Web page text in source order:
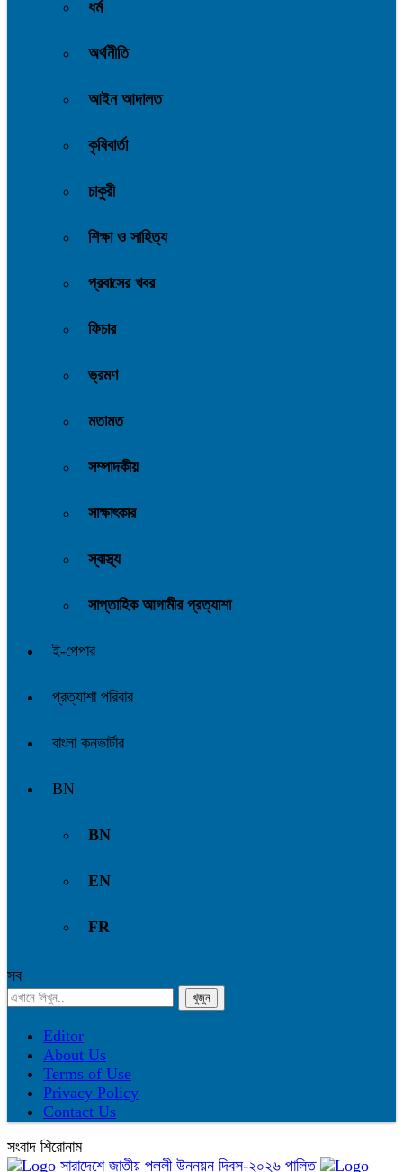
ধর্ম
অর্থনীতি
আইন আদালত
কৃষিবার্তা
চাকুরী
শিক্ষা ও সাহিত্য
প্রবাসের খবর
ফিচার
ভ্রমণ
মতামত
সম্পাদকীয়
সাক্ষাৎকার
স্বাস্থ্য
সাপ্তাহিক আগামীর প্রত্যাশা
ই-পেপার
প্রত্যাশা পরিবার
বাংলা কনভার্টার
BN
BN
EN
FR
সব
Editor
About Us
Terms of Use
Privacy Policy
Contact Us
সংবাদ শিরোনাম
সারাদেশে জাতীয় পল্লী উন্নয়ন দিবস-২০২৬ পালিত